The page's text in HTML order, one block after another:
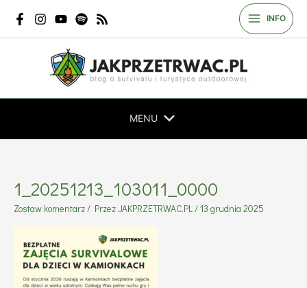
treści
INFO
MENU
1_20251213_103011_0000
Zostaw komentarz/ PrzezJAKPRZETRWAC.PL/13 grudnia 2025